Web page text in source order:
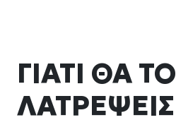
ΓΙΑΤΙ ΘΑ ΤΟ
ΛΑΤΡΕΨΕΙΣ